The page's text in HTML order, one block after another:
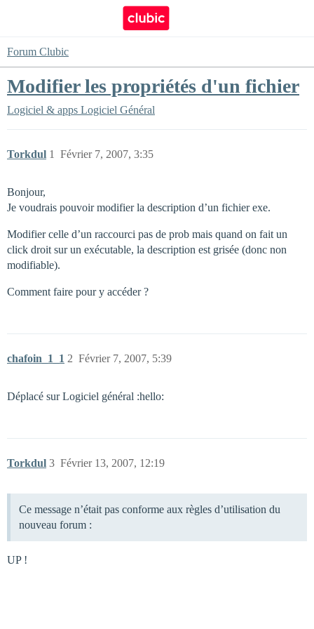
Forum Clubic
Modifier les propriétés d'un fichier
Logiciel & apps Logiciel Général
Torkdul Février 7, 2007, 3:35
1
Bonjour,
Je voudrais pouvoir modifier la description d’un fichier exe.
Modifier celle d’un raccourci pas de prob mais quand on fait un
click droit sur un exécutable, la description est grisée (donc non
modifiable).
Comment faire pour y accéder ?
chafoin_1_1 Février 7, 2007, 5:39
2
Déplacé sur Logiciel général :hello:
Torkdul Février 13, 2007, 12:19
3
Ce message n’était pas conforme aux règles d’utilisation du
nouveau forum :
UP !